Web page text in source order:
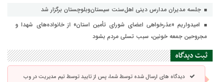
جلسه مدیران مدارس دینی اهل‌سنت سیستان‌وبلوچستان برگزار شد
امیدواریم «عذرخواهی اعضای شورای تأمین استان» از خانواده‌های شهدا و
مجروحین جمعه خونین، سبب تسلی مردم بشود
ثبت دیدگاه
دیدگاه های ارسال شده توسط شما، پس از تایید توسط تیم مدیریت در وب